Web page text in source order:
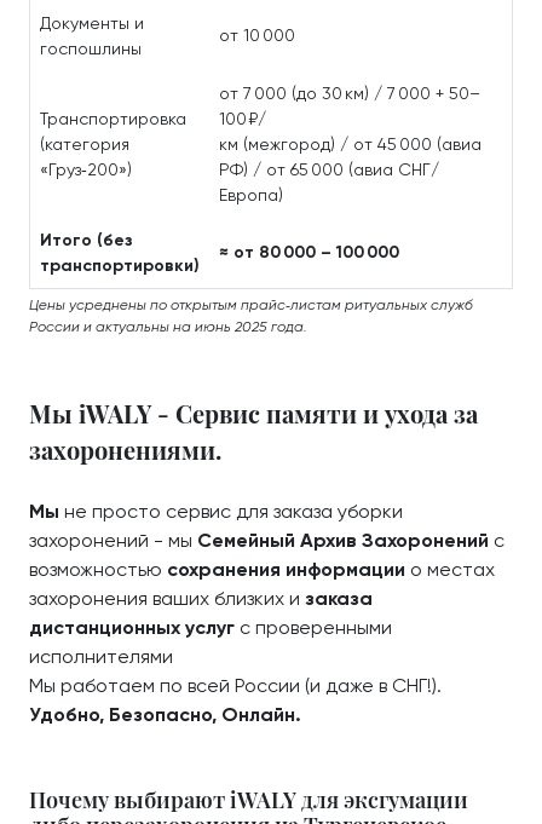
Документы и
госпошлины
от 10 000
Транспортировка
(категория
«Груз‑200»)
от 7 000 (до 30 км) / 7 000 + 50–
100 ₽/
км (межгород) / от 45 000 (авиа
РФ) / от 65 000 (авиа СНГ/
Европа)
Итого (без
транспортировки)
≈ от 80 000 – 100 000
Цены усреднены по открытым прайс‑листам ритуальных служб
России и актуальны на июнь 2025 года.
Мы iWALY - Сервис памяти и ухода за
захоронениями.
Мы не просто сервис для заказа уборки
захоронений - мы Семейный Архив Захоронений с
возможностью сохранения информации о местах
захоронения ваших близких и заказа
дистанционных услуг с проверенными
исполнителями
Мы работаем по всей России (и даже в СНГ!).
Удобно, Безопасно, Онлайн.
Почему выбирают iWALY для эксгумации